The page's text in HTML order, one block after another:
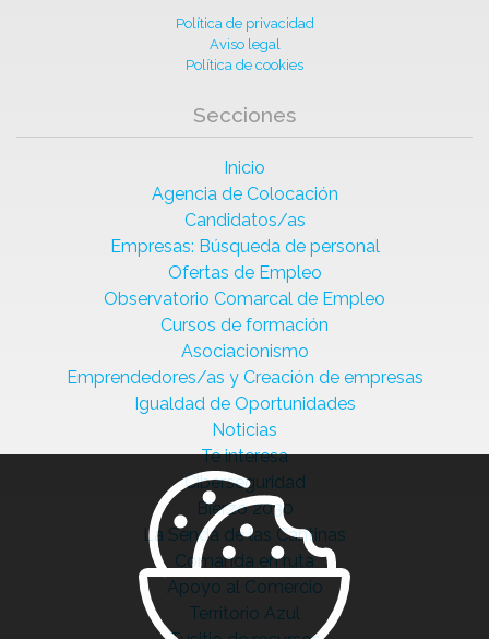
Política de privacidad
Aviso legal
Política de cookies
Secciones
Inicio
Agencia de Colocación
Candidatos/as
Empresas: Búsqueda de personal
Ofertas de Empleo
Observatorio Comarcal de Empleo
Cursos de formación
Asociacionismo
Emprendedores/as y Creación de empresas
Igualdad de Oportunidades
Noticias
Te interesa
Ciberseguridad
Bierzo 2030
La Senda de las Cantinas
Comanda en ruta
Apoyo al Comercio
Territorio Azul